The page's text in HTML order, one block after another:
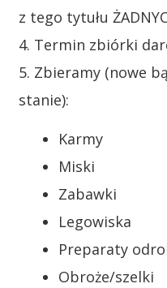
z tego tytułu
4. Termin zbiórki
5. Zbieramy (nowe
stanie):
Karmy
Miski
Zabawki
Legowiska
Preparaty
Obroże/szelki